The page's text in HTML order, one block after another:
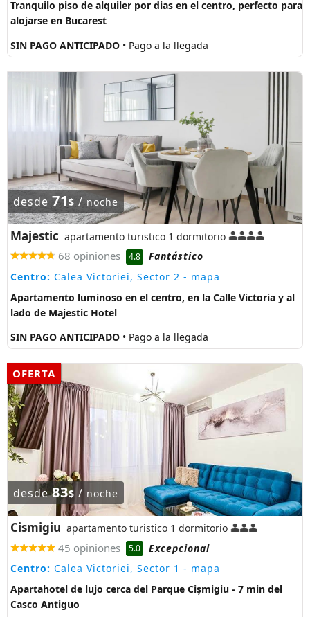
Tranquilo piso de alquiler por dias en el centro, perfecto para
alojarse en Bucarest
SIN PAGO ANTICIPADO • Pago a la llegada
desde 71$ / noche
Majestic apartamento turistico 1 dormitorio
68 opiniones 4.8
Fantástico
Centro: Calea Victoriei, Sector 2 - mapa
Apartamento luminoso en el centro, en la Calle Victoria y al
lado de Majestic Hotel
SIN PAGO ANTICIPADO • Pago a la llegada
OFERTA
desde83$ / noche
Cismigiu apartamento turistico 1 dormitorio
45 opiniones 5.0
Excepcional
Centro: Calea Victoriei, Sector 1 - mapa
Apartahotel de lujo cerca del Parque Cișmigiu - 7 min del
Casco Antiguo